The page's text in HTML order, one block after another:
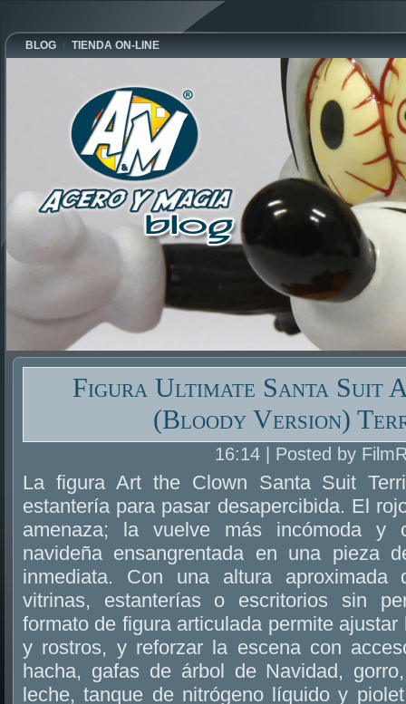
BLOG TIENDA ON-LINE
Figura Ultimate Santa Suit
(Bloody Version)
16:14 | Posted by
La figura Art the Clown Santa Suit
estantería para pasar desapercibida. El
amenaza; la vuelve más incómoda y
navideña ensangrentada en una pieza
inmediata. Con una altura
vitrinas, estanterías o escritorios sin
formato de figura articulada permite
y rostros, y reforzar la escena con
hacha, gafas de árbol de Navidad,
leche, tanque de nitrógeno líquido y